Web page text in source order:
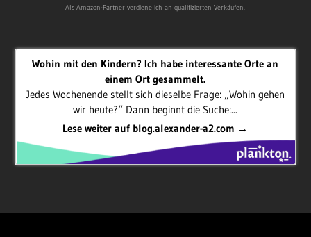
Als Amazon-Partner verdiene ich an qualifizierten Verkäufen.
Wohin mit den Kindern? Ich habe interessante Orte an
einem Ort gesammelt.
Jedes Wochenende stellt sich dieselbe Frage: „Wohin gehen
wir heute?“ Dann beginnt die Suche:...
Lese weiter auf blog.alexander-a2.com →